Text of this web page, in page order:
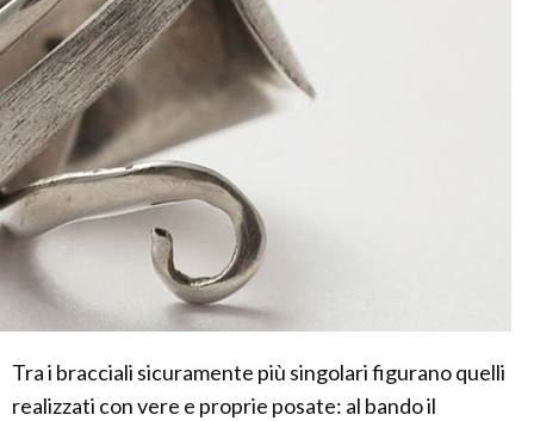
Tra i bracciali sicuramente più singolari figurano quelli
realizzati con vere e proprie posate: al bando il